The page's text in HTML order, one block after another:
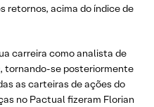
retornos, acima do índice de
carreira como analista de
tornando-se posteriormente
as carteiras de ações do
no Pactual fizeram Florian